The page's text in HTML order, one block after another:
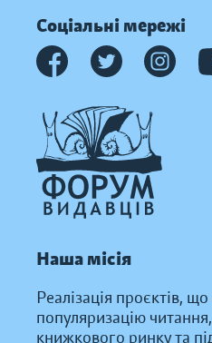
Соціальні мережі
Наша місія
Реалізація проєктів,
популяризацію
книжкового ринку та